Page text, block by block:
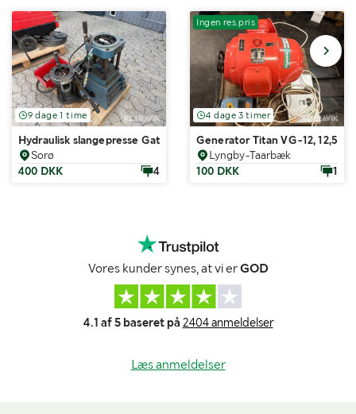
9 dage 1 time
Hydraulisk slangepresse Gates Hydraulics Ltd. K4003 Crimper/K
Sorø
400 DKK
4
Ingen res.pris
4 dage 3 timer
Generator Titan VG-12, 12,5
Lyngby-Taarbæk
100 DKK
1
Vores kunder synes, at vi erGOD
4.1 af 5 baseret på 2404 anmeldelser
Læs anmeldelser